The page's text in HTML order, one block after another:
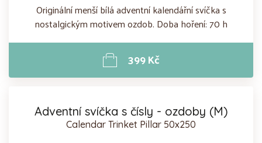
Originální menší bílá adventní kalendářní svíčka s
nostalgickým motivem ozdob. Doba hoření: 70 h
399 Kč
Adventní svíčka s čísly - ozdoby (M)
Calendar Trinket Pillar 50x250